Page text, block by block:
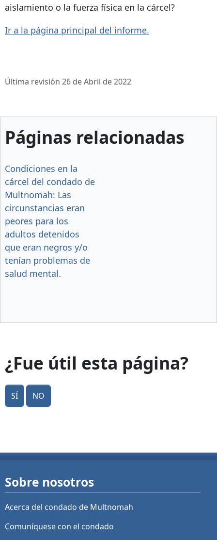
aislamiento o la fuerza física en la cárcel?
Ir a la página principal del informe.
Última revisión 26 de Abril de 2022
Páginas relacionadas
Condiciones en la
cárcel del condado de
Multnomah: Las
circunstancias eran
peores para los
adultos detenidos
que eran negros y/o
tenían problemas de
salud mental.
¿Fue útil esta página?
Sí No
Sobre nosotros
Acerca del condado de Multnomah
Comuníquese con el condado